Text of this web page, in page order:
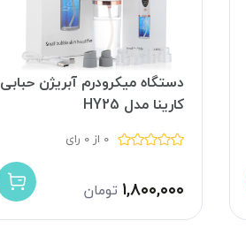
دستگاه میکرودرم آبریژن حبابی
کارینا مدل HY25
0 از 0 رای
۱,۸۰۰,۰۰۰ تومان